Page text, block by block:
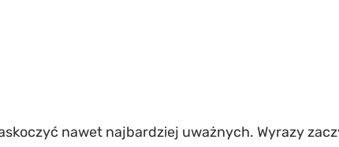
nawet najbardziej uważnych. Wyrazy